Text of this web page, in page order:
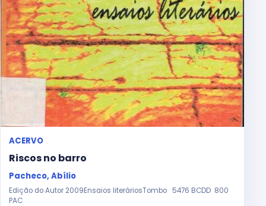
ACERVO
Riscos no barro
Pacheco, Abílio
Edição do Autor 2009Ensaios literáriosTombo 5476 BCDD 800
PAC